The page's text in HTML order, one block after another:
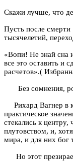
Скажи лучше, что
Пусть после смерти
тысячелетий,
«Вопи! Не знай сна
все это оставить и
расчетов».(
Без сомнения,
Рихард Вагнер в
практическое
стекались к
плутовством, и,
мира, и для них бог
Но этот